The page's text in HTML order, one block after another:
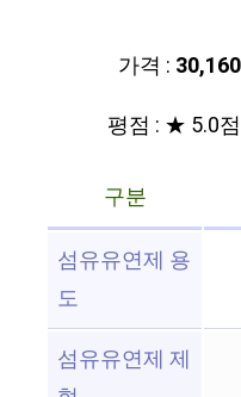
가격 :
평점 : ★ 5.0
구분
섬유유연제 용
도
섬유유연제 제